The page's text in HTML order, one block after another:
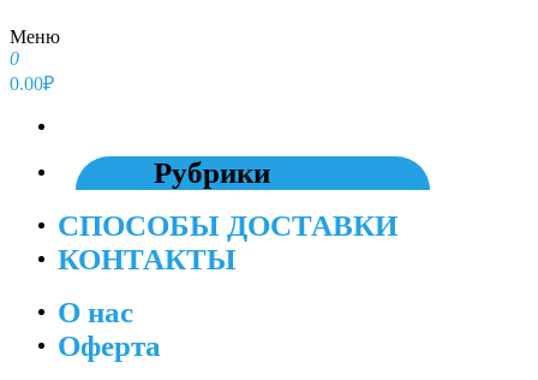
Меню
0
0.00₽
Рубрики
СПОСОБЫ ДОСТАВКИ
КОНТАКТЫ
О нас
Оферта